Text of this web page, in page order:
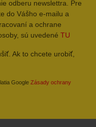
odberu newslettra. Pre
do Vášho e-mailu a
a ochrane
sú uvedené TU
Ak to chcete urobiť,
Google Zásady ochrany